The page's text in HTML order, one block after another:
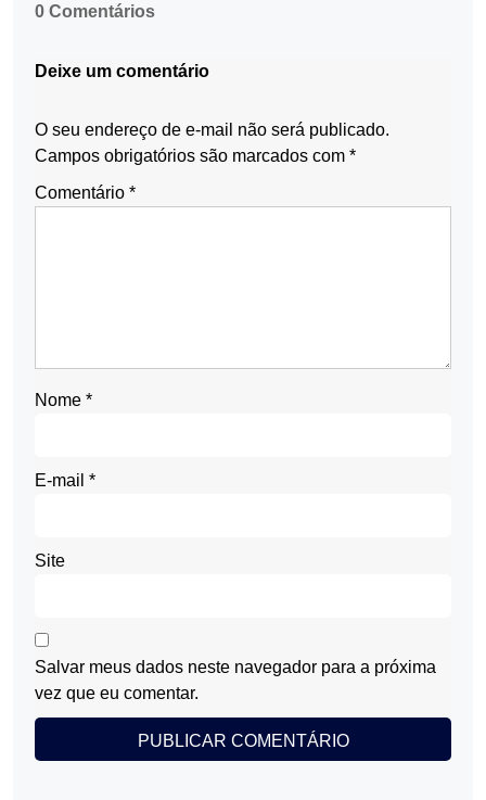
0 Comentários
Deixe um comentário
O seu endereço de e-mail não será publicado.
Campos obrigatórios são marcados com *
Comentário *
Nome *
E-mail *
Site
Salvar meus dados neste navegador para a próxima
vez que eu comentar.